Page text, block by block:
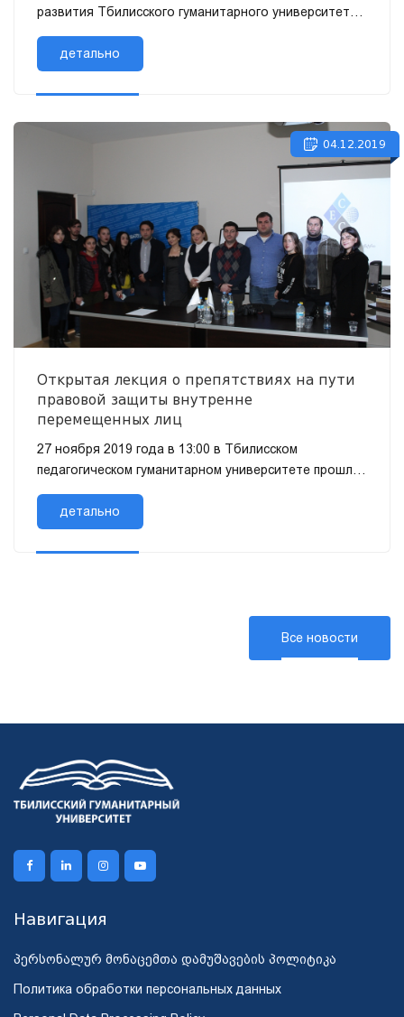
развития Тбилисского гуманитарного университета
состоится открытая лекция профессора Свобо...
детально
04.12.2019
Открытая лекция о препятствиях на пути
правовой защиты внутренне
перемещенных лиц
27 ноября 2019 года в 13:00 в Тбилисском
педагогическом гуманитарном университете прошла
публичная лекция на тему «Препятствия на пу...
детально
Все новости
Навигация
პერსონალურ მონაცემთა დამუშავების პოლიტიკა
Политика обработки персональных данных